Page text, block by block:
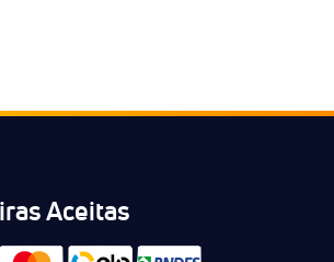
Aceitas